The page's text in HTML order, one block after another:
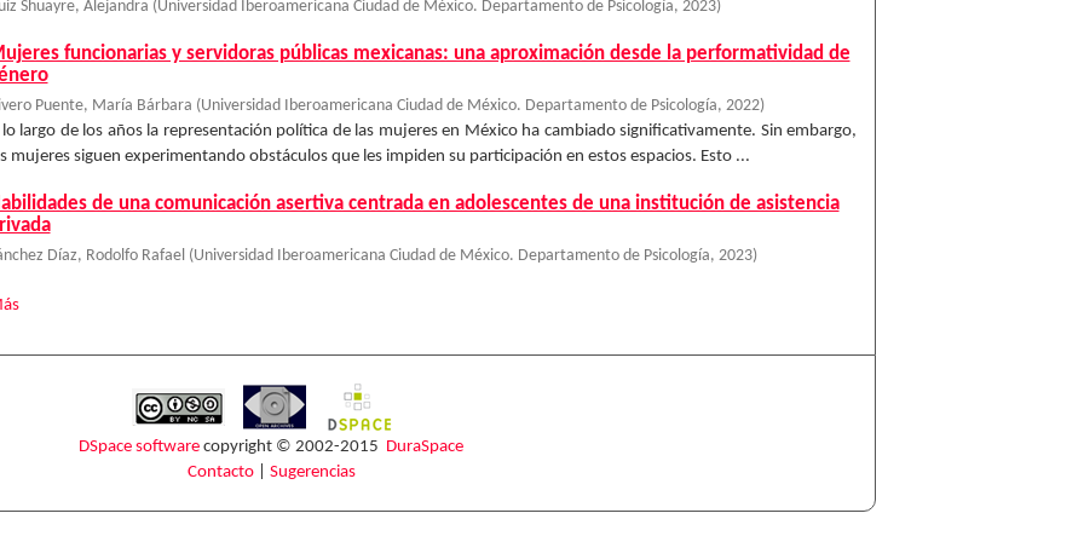
Shuayre, Alejandra (Universidad Iberoamericana Ciudad de México. Departamento de Psicología, 2023)
funcionarias y servidoras públicas mexicanas: una aproximación desde la performatividad de
Puente, María Bárbara (Universidad Iberoamericana Ciudad de México. Departamento de Psicología, 2022)
lo largo de los años la representación política de las mujeres en México ha cambiado significativamente. Sin embargo,
mujeres siguen experimentando obstáculos que les impiden su participación en estos espacios. Esto ...
de una comunicación asertiva centrada en adolescentes de una institución de asistencia
Díaz, Rodolfo Rafael (Universidad Iberoamericana Ciudad de México. Departamento de Psicología, 2023)
DSpace software copyright © 2002-2015 DuraSpace
Contacto| Sugerencias